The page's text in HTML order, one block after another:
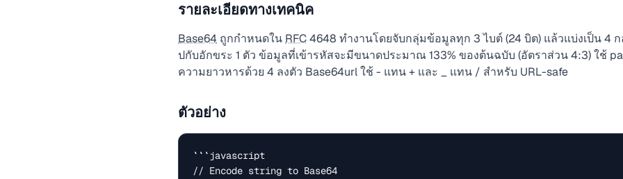
รายละเอียดทางเทคนิค
Base64 ถูกกำหนดใน RFC4648 ทำงานโดยจับกลุ่มข้อมูลทุก 3 ไบต์ (24 บิต) แล้วแบ่งเป็น 4
ปกับอักขระ 1 ตัว ข้อมูลที่เข้ารหัสจะมีขนาดประมาณ 133% ของต้นฉบับ (อัตราส่วน 4:3) ใช้
ความยาวหารด้วย 4 ลงตัว Base64url ใช้ - แทน + และ _ แทน / สำหรับ URL-safe
ตัวอย่าง
```javascript
// Encode string to Base64